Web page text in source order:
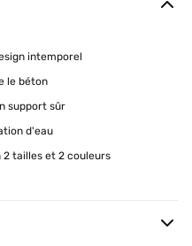
intemporel
le béton
support sûr
d'eau
2 tailles et 2 couleurs